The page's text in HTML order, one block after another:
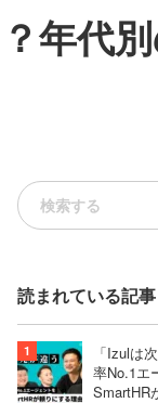
年代
読まれている記事
「Izulは
率No.1エ
SmartHR